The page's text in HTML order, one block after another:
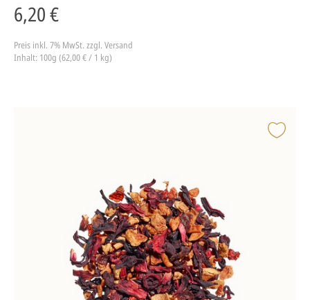
6,20 €
Preis inkl. 7% MwSt. zzgl. Versand
Inhalt: 100g (62,00 € / 1 kg)